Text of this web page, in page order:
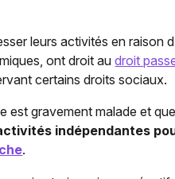
leurs activités en raison
ont droit audroit
certains droits sociaux.
est gravement malade et
indépendantes
.